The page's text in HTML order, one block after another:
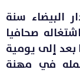
البيضاء سنة
صحافيا
إلى يومية
عمله في مهنة